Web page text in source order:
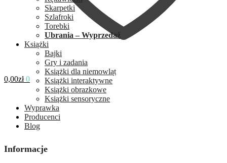
0,00zł 0
Skarpetki
Szlafroki
Torebki
Ubrania – Wyprzedaż
Książki
Bajki
Gry i zadania
Książki dla niemowląt
Książki interaktywne
Książki obrazkowe
Książki sensoryczne
Wyprawka
Producenci
Blog
Informacje